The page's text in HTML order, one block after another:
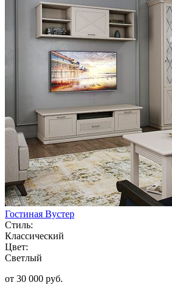
Гостиная Вустер
Стиль:
Классический
Цвет:
Светлый
от 30 000 руб.